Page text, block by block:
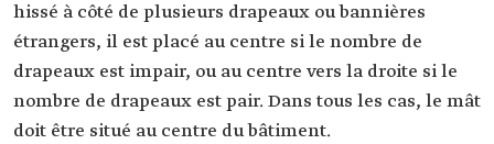
hissé à côté de plusieurs drapeaux ou bannières
étrangers, il est placé au centre si le nombre de
drapeaux est impair, ou au centre vers la droite si le
nombre de drapeaux est pair. Dans tous les cas, le mât
doit être situé au centre du bâtiment.